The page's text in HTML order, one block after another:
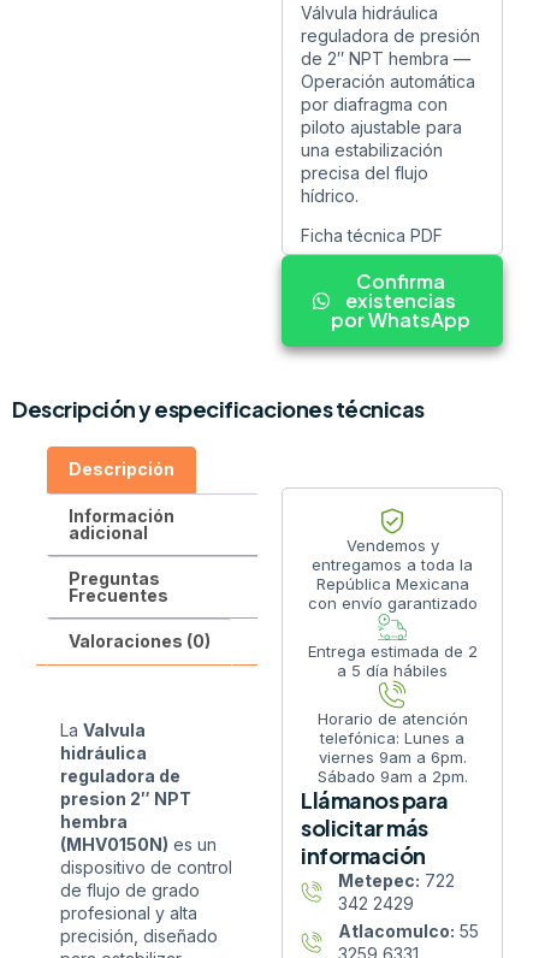
Válvula hidráulica
reguladora de presión
de 2″ NPT hembra —
Operación automática
por diafragma con
piloto ajustable para
una estabilización
precisa del flujo
hídrico.
Ficha técnica PDF
Confirma
existencias
por WhatsApp
Descripción y especificaciones técnicas
Descripción
Información
adicional
Preguntas
Frecuentes
Valoraciones (0)
La Valvula
hidráulica
reguladora de
presion 2″ NPT
hembra
(MHV0150N) es un
dispositivo de control
de flujo de grado
profesional y alta
precisión, diseñado
Vendemos y
entregamos a toda la
República Mexicana
con envío garantizado
Entrega estimada de 2
a 5 día hábiles
Horario de atención
telefónica: Lunes a
viernes 9am a 6pm.
Sábado 9am a 2pm.
Llámanos para
solicitar más
información
Metepec: 722
342 2429
Atlacomulco: 55